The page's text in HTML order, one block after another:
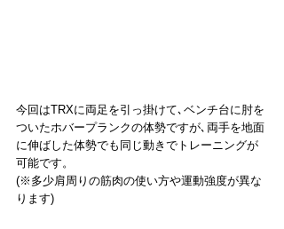
今回はTRXに両足を引っ掛けて､ベンチ台に肘を
ついたホバープランクの体勢ですが､両手を地面
に伸ばした体勢でも同じ動きでトレーニングが
可能です。
(※多少肩周りの筋肉の使い方や運動強度が異な
ります)